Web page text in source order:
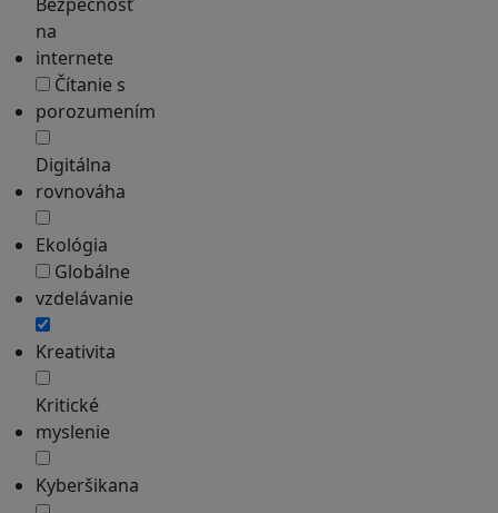
na
internete
Čítanie s
porozumením
Digitálna
rovnováha
Ekológia
Globálne
vzdelávanie
Kreativita
Kritické
myslenie
Kyberšikana